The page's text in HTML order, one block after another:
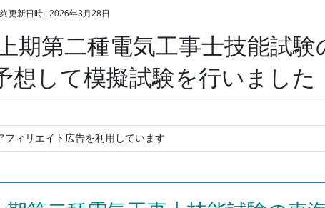
更新日時 : 2026年3月28日
期第二種電気工事士技能試験
想して模擬試験を行いました
フィリエイト広告を利用しています